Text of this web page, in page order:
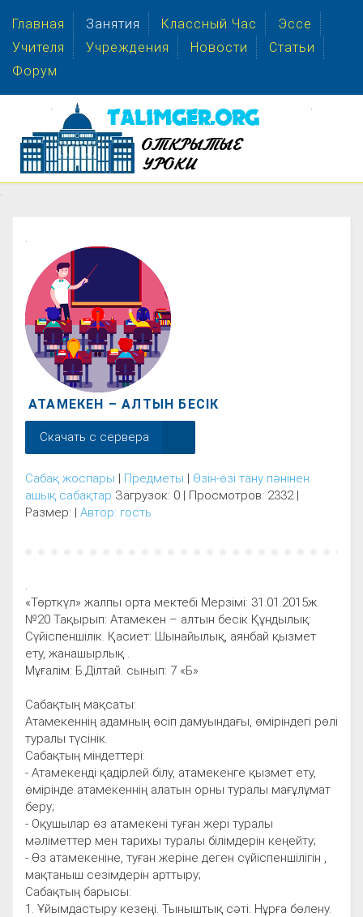
Главная Занятия Классный Час
Эссе
Учителя
Учреждения Новости
Статьи
Форум
.
.
АТАМЕКЕН – АЛТЫН БЕСІК
Скачать с сервера
Сабақ жоспары | Предметы | Өзін-өзі тану пәнінен
ашық сабақтар Загрузок: 0 | Просмотров: 2332 |
Размер: | Автор: гость
«Төрткүл» жалпы орта мектебі Мерзімі: 31.01.2015ж.
№20 Тақырып: Атамекен – алтын бесік Құндылық:
Сүйіспеншілік. Қасиет: Шынайылық, аянбай қызмет
ету, жанашырлық .
Мұғалім: Б.Ділтай. сынып: 7 «Б»
Сабақтың мақсаты:
Атамекеннің адамның өсіп дамуындағы, өміріндегі рөлі
туралы түсінік.
Сабақтың міндеттері:
- Атамекенді қадірлей білу, атамекенге қызмет ету,
өмірінде атамекеннің алатын орны туралы мағұлұмат
беру;
- Оқушылар өз атамекені туған жері туралы
мәліметтер мен тарихы туралы білімдерін кеңейту;
- Өз атамекеніне, туған жеріне деген сүйіспеншілігін ,
мақтаныш сезімдерін арттыру;
Сабақтың барысы:
1. Ұйымдастыру кезеңі. Тыныштық сәті: Нұрға бөлену.
. .